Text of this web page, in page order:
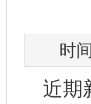
时
近期